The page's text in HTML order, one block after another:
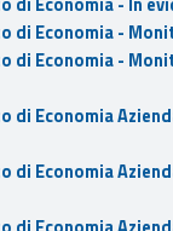
di Economia -
di Economia -
di Economia
di Economia